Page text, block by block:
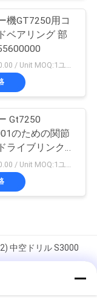
機GT7250用コ
ベアリング 部
$1 – 1000.00 / Unit MOQ:1ユニット/ユニットが交渉します
Gt7250
のための関節
ライブリンクア
$1 – 1000.00 / Unit MOQ:1ユニット/ユニットが交渉します
中空ドリル S3000
ン・ベアリング